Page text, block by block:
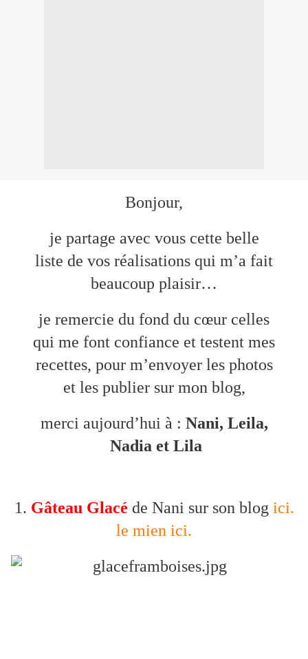
Bonjour,
je partage avec vous cette belle
liste de vos réalisations qui m’a fait
beaucoup plaisir…
je remercie du fond du cœur celles
qui me font confiance et testent mes
recettes, pour m’envoyer les photos
et les publier sur mon blog,
merci aujourd’hui à : Nani, Leila,
Nadia et Lila
1. Gâteau Glacé de Nani sur son blog ici.
le mien ici.